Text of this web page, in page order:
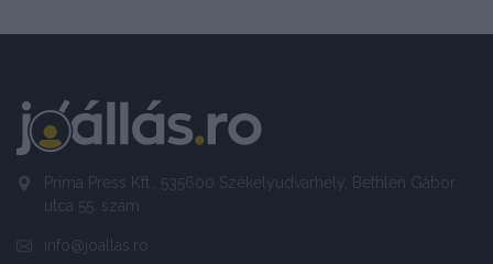
Príma Press Kft., 535600 Székelyudvarhely, Bethlen Gábor
utca 55. szám
info@joallas.ro